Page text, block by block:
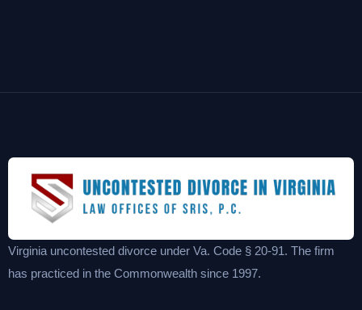
Virginia uncontested divorce under Va. Code § 20-91. The firm
has practiced in the Commonwealth since 1997.